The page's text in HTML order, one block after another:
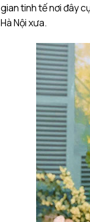
gian tinh tế nơi đây
Hà Nội xưa.